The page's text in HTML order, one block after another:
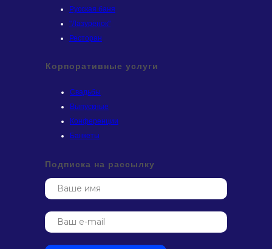
Русская баня
"Лазурёнок"
Ресторан
Корпоративные услуги
Свадьбы
Выпускные
Конференции
Банкеты
Подписка на рассылку